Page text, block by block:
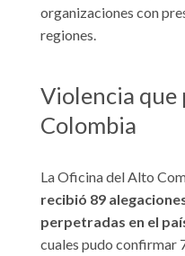
organizaciones con
regiones.
Violencia que
Colombia
La Oficina del Alto
recibió 89
perpetradas en el
cuales pudo confirmar